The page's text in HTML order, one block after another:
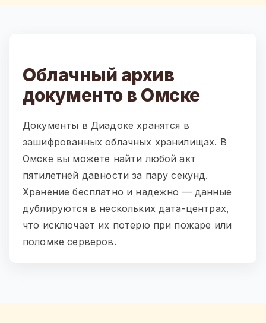
Облачный архив
документо в Омске
Документы в Диадоке хранятся в
зашифрованных облачных хранилищах. В
Омске вы можете найти любой акт
пятилетней давности за пару секунд.
Хранение бесплатно и надежно — данные
дублируются в нескольких дата-центрах,
что исключает их потерю при пожаре или
поломке серверов.